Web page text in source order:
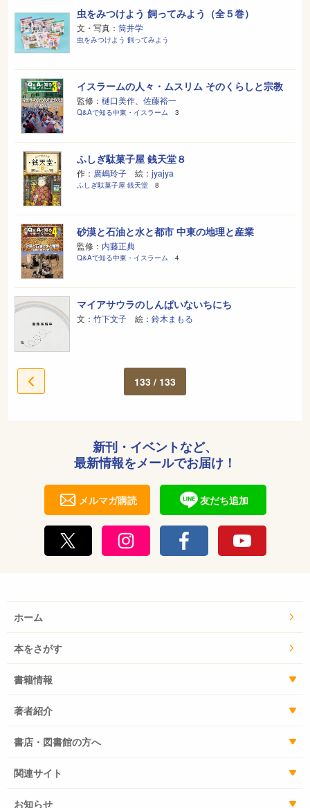
虫をみつけよう 飼ってみよう（全５巻）
文・写真： 筒井学
虫をみつけよう 飼ってみよう
イスラームの人々・ムスリム そのくらしと宗教
監修： 樋口美作 佐藤裕一
Q&Aで知る中東・イスラーム 3
ふしぎ駄菓子屋 銭天堂８
作： 廣嶋玲子 絵： jyajya
ふしぎ駄菓子屋 銭天堂 8
砂漠と石油と水と都市 中東の地理と産業
監修： 内藤正典
Q&Aで知る中東・イスラーム 4
マイアサウラのしんぱいないちにち
文： 竹下文子 絵： 鈴木まもる
133 / 133
新刊・イベントなど、
最新情報をメールでお届け！
メルマガ購読 友だち追加
ホーム
本をさがす
書籍情報
著者紹介
書店・図書館の方へ
関連サイト
お知らせ